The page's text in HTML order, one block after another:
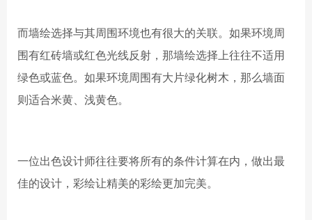
而墙绘选择与其周围环境也有很大的关联。如果环境周
围有红砖墙或红色光线反射，那墙绘选择上往往不适用
绿色或蓝色。如果环境周围有大片绿化树木，那么墙面
则适合米黄、浅黄色。
一位出色设计师往往要将所有的条件计算在内，做出最
佳的设计，彩绘让精美的彩绘更加完美。